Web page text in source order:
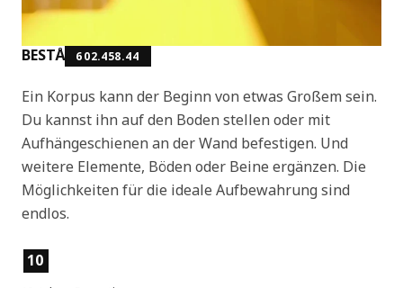
BESTÅ 602.458.44
Ein Korpus kann der Beginn von etwas Großem sein.
Du kannst ihn auf den Boden stellen oder mit
Aufhängeschienen an der Wand befestigen. Und
weitere Elemente, Böden oder Beine ergänzen. Die
Möglichkeiten für die ideale Aufbewahrung sind
endlos.
Produktmerkmale
10